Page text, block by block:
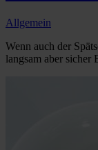
Allgemein
Wenn auch der
langsam aber sicher